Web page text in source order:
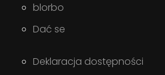
blorbo
Dać se
Deklaracja dostępności